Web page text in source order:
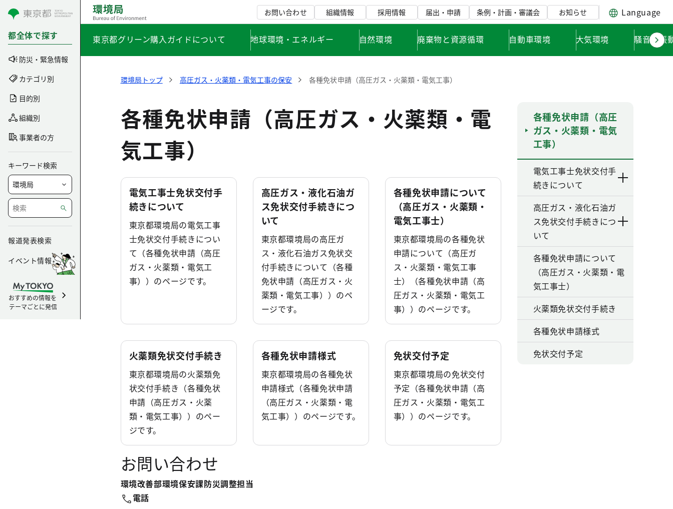
コンテンツにスキップ
都全体で探す
防災・緊急情報
カテゴリ別
目的別
組織別
事業者の方
キーワード検索
報道発表検索
イベント情報
おすすめの情報を
テーマごとに発信
お問い合わせ 組織情報 採用情報 届出・申請 条例・計画・審議会 お知らせ Language
東京都グリーン購入ガイドについて 地球環境・エネルギー 自然環境 廃棄物と資源循環 自動車環境 大気環境 騒音・振
環境局トップ 高圧ガス・火薬類・電気工事の保安 各種免状申請（高圧ガス・火薬類・電気工事）
各種免状申請（高圧ガス・火薬類・電
気工事）
電気工事士免状交付手
続きについて
東京都環境局の電気工事
士免状交付手続きについ
て（各種免状申請（高圧
ガス・火薬類・電気工
事））のページです。
高圧ガス・液化石油ガ
ス免状交付手続きにつ
いて
東京都環境局の高圧ガ
ス・液化石油ガス免状交
付手続きについて（各種
免状申請（高圧ガス・火
薬類・電気工事））のペ
ージです。
各種免状申請について
（高圧ガス・火薬類・
電気工事士）
東京都環境局の各種免状
申請について（高圧ガ
ス・火薬類・電気工事
士）（各種免状申請（高
圧ガス・火薬類・電気工
事））のページです。
火薬類免状交付手続き
東京都環境局の火薬類免
状交付手続き（各種免状
申請（高圧ガス・火薬
類・電気工事））のペー
ジです。
各種免状申請様式
東京都環境局の各種免状
申請様式（各種免状申請
（高圧ガス・火薬類・電
気工事））のページです。
免状交付予定
東京都環境局の免状交付
予定（各種免状申請（高
圧ガス・火薬類・電気工
事））のページです。
お問い合わせ
環境改善部環境保安課防災調整担当
電話
各種免状申請（高圧
ガス・火薬類・電気
工事）
電気工事士免状交付手
続きについて
高圧ガス・液化石油ガ
ス免状交付手続きにつ
いて
各種免状申請について
（高圧ガス・火薬類・電
気工事士）
火薬類免状交付手続き
各種免状申請様式
免状交付予定